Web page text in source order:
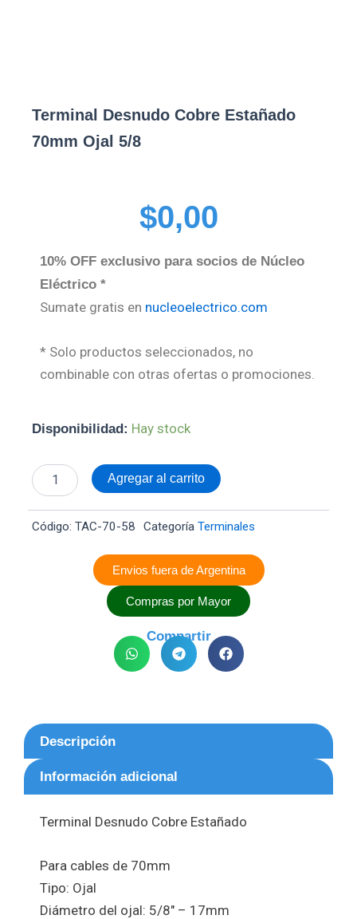
Terminal Desnudo Cobre Estañado
70mm Ojal 5/8
$0,00
10% OFF exclusivo para socios de Núcleo
Eléctrico *
Sumate gratis en nucleoelectrico.com
* Solo productos seleccionados, no
combinable con otras ofertas o promociones.
Disponibilidad: Hay stock
Terminal
Desnudo
Estañado
70mm
5/8
cantidad
Agregar al carrito
Código: TAC-70-58 Categoría Terminales
Envios fuera de Argentina
Compras por Mayor
Compartir
Descripción
Información adicional
Terminal Desnudo Cobre Estañado
Para cables de 70mm
Tipo: Ojal
Diámetro del ojal: 5/8″ – 17mm